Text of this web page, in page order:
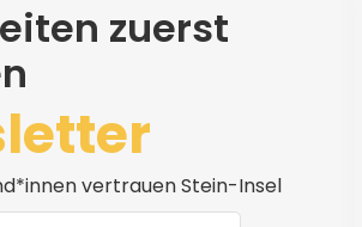
zuerst
vertrauen Stein-Insel